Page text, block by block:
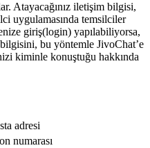
Atayacağınız iletişim bilgisi,
uygulamasında temsilciler
giriş(login) yapılabiliyorsa,
bu yöntemle JivoChat’e
kiminle konuştuğu hakkında
adresi
numarası